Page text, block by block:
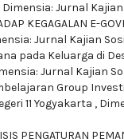
Dimensia: Jurnal
KEGAGALAN E-
Jurnal Kajian
pada Keluarga di
Jurnal Kajian
Group
11 Yogyakarta ,
PENGATURAN